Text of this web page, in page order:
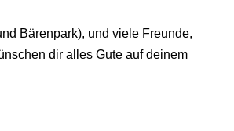
Bärenpark), und viele Freunde,
dir alles Gute auf deinem